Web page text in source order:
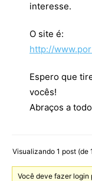
interesse.
O site é:
http://
Espero que
vocês!
Abraços a
Visualizando 1 post (de
Você deve fazer login